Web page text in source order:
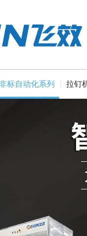
标自动化系列 拉钉